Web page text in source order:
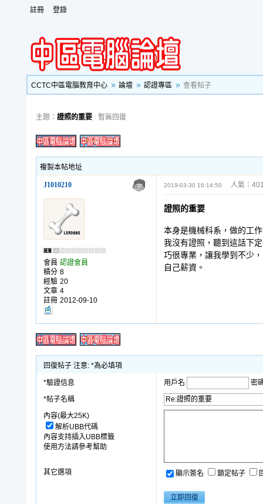
註冊 登錄
CCTC中區電腦教育中心 論壇 認證專區 查看帖子
主題： 證照的重要 暫無回復
複製本帖地址
J1010210 2019-03-30 16:14:50 人氣：
會員 認證會員
積分 8
經驗 20
文章 4
註冊 2012-09-10
證照的重要
本身是機械科系，做的工
我沒有證照，聽到這話下
巧很專業，讓我學到不少
自己薪資。
回復帖子 注意: *為必填項
*驗證信息 用戶名
密
*帖子名稱
內容(最大25K)
解析UBB代碼
內容支持插入UBB標籤
使用方法請參考幫助
其它選項 顯示簽名 鎖定帖子